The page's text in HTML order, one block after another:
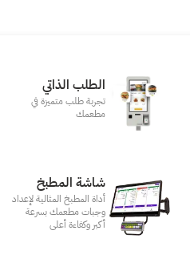
الطلب الذاتي
تجربة طلب متميزة في
مطعمك‎
شاشة المطبخ
أداة المطبخ المثالية لإعداد
وجبات مطعمك بسرعة
أكبر وكفاءة أعلى